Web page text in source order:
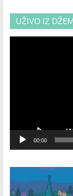
UŽIVO IZ
00:00